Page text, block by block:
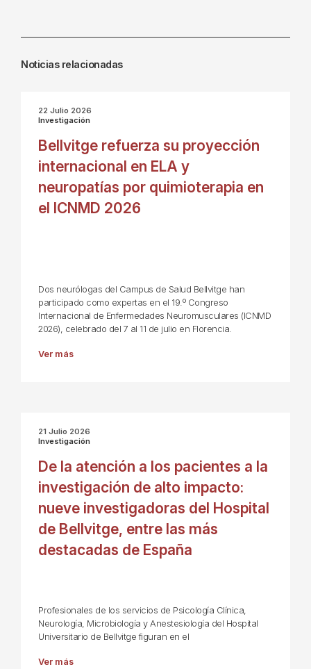
Noticias relacionadas
22 Julio 2026
Investigación
Bellvitge refuerza su proyección
internacional en ELA y
neuropatías por quimioterapia en
el ICNMD 2026
Dos neurólogas del Campus de Salud Bellvitge han
participado como expertas en el 19.º Congreso
Internacional de Enfermedades Neuromusculares (ICNMD
2026), celebrado del 7 al 11 de julio en Florencia.
Ver más
21 Julio 2026
Investigación
De la atención a los pacientes a la
investigación de alto impacto:
nueve investigadoras del Hospital
de Bellvitge, entre las más
destacadas de España
Profesionales de los servicios de Psicología Clínica,
Neurología, Microbiología y Anestesiología del Hospital
Universitario de Bellvitge figuran en el
Ver más